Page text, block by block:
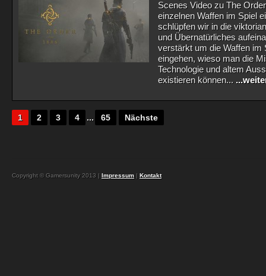
Scenes Video zu The
einzelnen Waffen im Spiel
schlüpfen wir in die
und Übernatürliches
verstärkt um die Waffen im
eingehen, wieso man die
Technologie und altem
existieren können...
1 2 3 4 ... 65 Nächste
Copyright © Gamersunity 2013 | Impressum | Kontakt